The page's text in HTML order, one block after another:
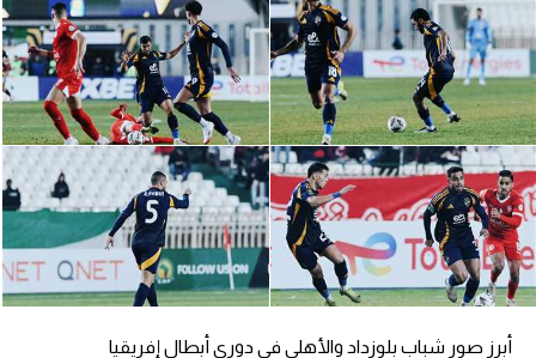
الكرة الإفريقية
منتخب مصر
سعودي في الجول
الدوري الإنجليزي
الدوري الإسباني
دوري أبطال أوروبا
أبرز صور شباب بلوزداد والأهلي في دوري أبطال إفريقيا